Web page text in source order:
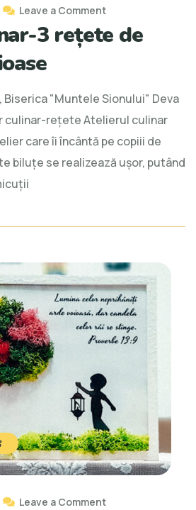
Leave a Comment
3 rețete de
Biserica "Muntele Sionului" Deva
culinar-rețete Atelierul culinar
care îi încântă pe copiii de
biluțe se realizează ușor, putând
Leave a Comment